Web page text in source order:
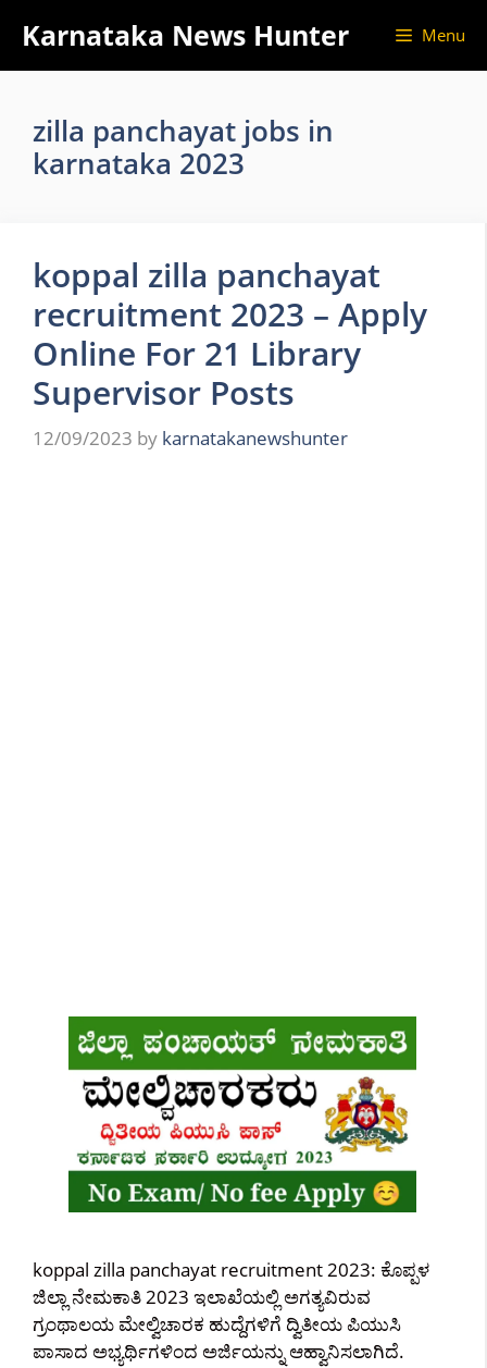
content
Karnataka News Hunter Menu
zilla panchayat jobs in
karnataka 2023
koppal zilla panchayat
recruitment 2023 – Apply
Online For 21 Library
Supervisor Posts
12/09/2023 by karnatakanewshunter
koppal zilla panchayat recruitment 2023: ಕೊಪ್ಪಳ
ಜಿಲ್ಲಾ ನೇಮಕಾತಿ 2023 ಇಲಾಖೆಯಲ್ಲಿ ಅಗತ್ಯವಿರುವ
ಗ್ರಂಥಾಲಯ ಮೇಲ್ವಿಚಾರಕ ಹುದ್ದೆಗಳಿಗೆ ದ್ವಿತೀಯ ಪಿಯುಸಿ
ಪಾಸಾದ ಅಭ್ಯರ್ಥಿಗಳಿಂದ ಅರ್ಜಿಯನ್ನು ಆಹ್ವಾನಿಸಲಾಗಿದೆ.